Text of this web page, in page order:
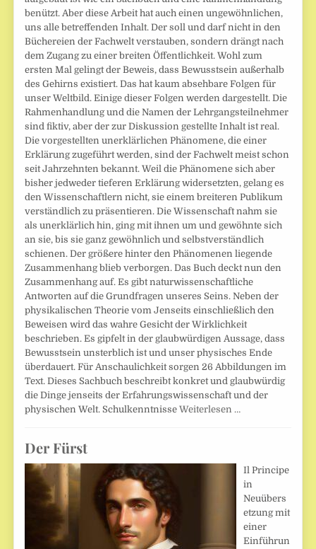
benützt. Aber diese Arbeit hat auch einen ungewöhnlichen,
uns alle betreffenden Inhalt. Der soll und darf nicht in den
Büchereien der Fachwelt verstauben, sondern drängt nach
dem Zugang zu einer breiten Öffentlichkeit. Wohl zum
ersten Mal gelingt der Beweis, dass Bewusstsein außerhalb
des Gehirns existiert. Das hat kaum absehbare Folgen für
unser Weltbild. Einige dieser Folgen werden dargestellt. Die
Rahmenhandlung und die Namen der Lehrgangsteilnehmer
sind fiktiv, aber der zur Diskussion gestellte Inhalt ist real.
Die vorgestellten unerklärlichen Phänomene, die einer
Erklärung zugeführt werden, sind der Fachwelt meist schon
seit Jahrzehnten bekannt. Weil die Phänomene sich aber
bisher jedweder tieferen Erklärung widersetzten, gelang es
den Wissenschaftlern nicht, sie einem breiteren Publikum
verständlich zu präsentieren. Die Wissenschaft nahm sie
als unerklärlich hin, ging mit ihnen um und gewöhnte sich
an sie, bis sie ganz gewöhnlich und selbstverständlich
schienen. Der größere hinter den Phänomenen liegende
Zusammenhang blieb verborgen. Das Buch deckt nun den
Zusammenhang auf. Es gibt naturwissenschaftliche
Antworten auf die Grundfragen unseres Seins. Neben der
physikalischen Theorie vom Jenseits einschließlich den
Beweisen wird das wahre Gesicht der Wirklichkeit
beschrieben. Es gipfelt in der glaubwürdigen Aussage, dass
Bewusstsein unsterblich ist und unser physisches Ende
überdauert. Für Anschaulichkeit sorgen 26 Abbildungen im
Text. Dieses Sachbuch beschreibt konkret und glaubwürdig
die Dinge jenseits der Erfahrungswissenschaft und der
physischen Welt. SchulkenntnisseWeiterlesen …
Der Fürst
Il Principe
in
Neuübers
etzung mit
einer
Einführun